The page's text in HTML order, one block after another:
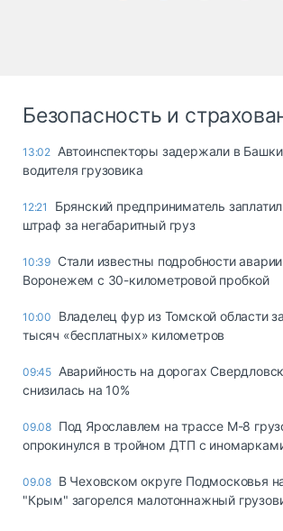
Безопасность и
13:02 Автоинспекторы задержали в
водителя грузовика
12:21
Брянский предприниматель
штраф за негабаритный груз
10:39 Стали известны подробности
Воронежем с 30-километровой пробкой
10:00
Владелец фур из Томской области
тысяч «бесплатных» километров
09:45 Аварийность на дорогах
снизилась на 10%
09.08 Под Ярославлем на трассе М-8
опрокинулся в тройном ДТП с
09.08 В Чеховском округе Подмосковья
"Крым" загорелся малотоннажный